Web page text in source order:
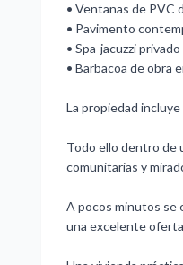
• Ventanas de PVC
• Pavimento
• Spa-jacuzzi
• Barbacoa de obra
La propiedad
Todo ello dentro de
comunitarias y
A pocos minutos se
una excelente